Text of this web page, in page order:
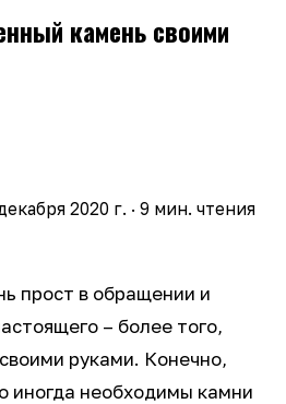
камень своими
2020 г. · 9 мин. чтения
прост в обращении и
– более того,
руками. Конечно,
иногда необходимы камни